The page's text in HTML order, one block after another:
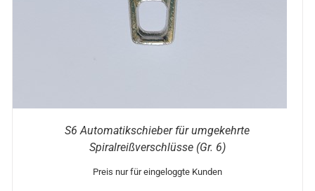
S6 Automatikschieber für umgekehrte
Spiralreißverschlüsse (Gr. 6)
Preis nur für eingeloggte Kunden